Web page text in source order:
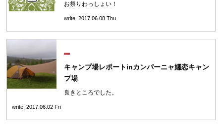
お祭りわっしょい！
write. 2017.06.08 Thu
キャンプ場レポートinカンパーニャ嬬恋キャン
プ場
良きところでした。
write. 2017.06.02 Fri